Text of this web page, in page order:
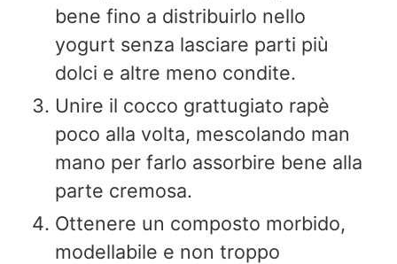
bene fino a distribuirlo nello
yogurt senza lasciare parti più
dolci e altre meno condite.
Unire il cocco grattugiato rapè
poco alla volta, mescolando man
mano per farlo assorbire bene alla
parte cremosa.
Ottenere un composto morbido,
modellabile e non troppo